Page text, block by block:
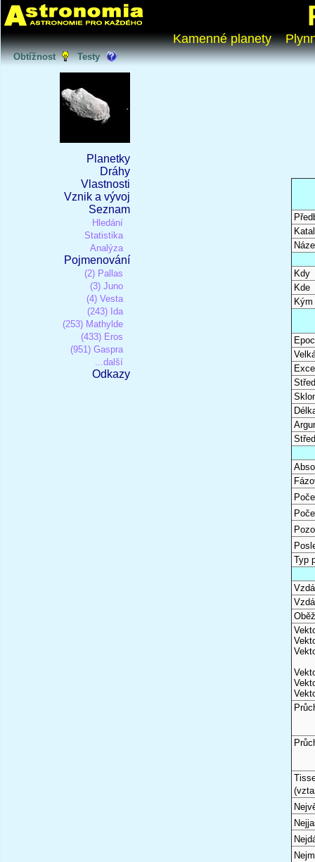
Kamenné planety
Obtížnost Testy
Planetky
Dráhy
Vlastnosti
Vznik a vývoj
Seznam
Hledání
Statistika
Analýza
Pojmenování
(2) Pallas
(3) Juno
(4) Vesta
(243) Ida
(253) Mathylde
(433) Eros
(951) Gaspra
...další
Odkazy
Kdy
Kde
Kým
Typ